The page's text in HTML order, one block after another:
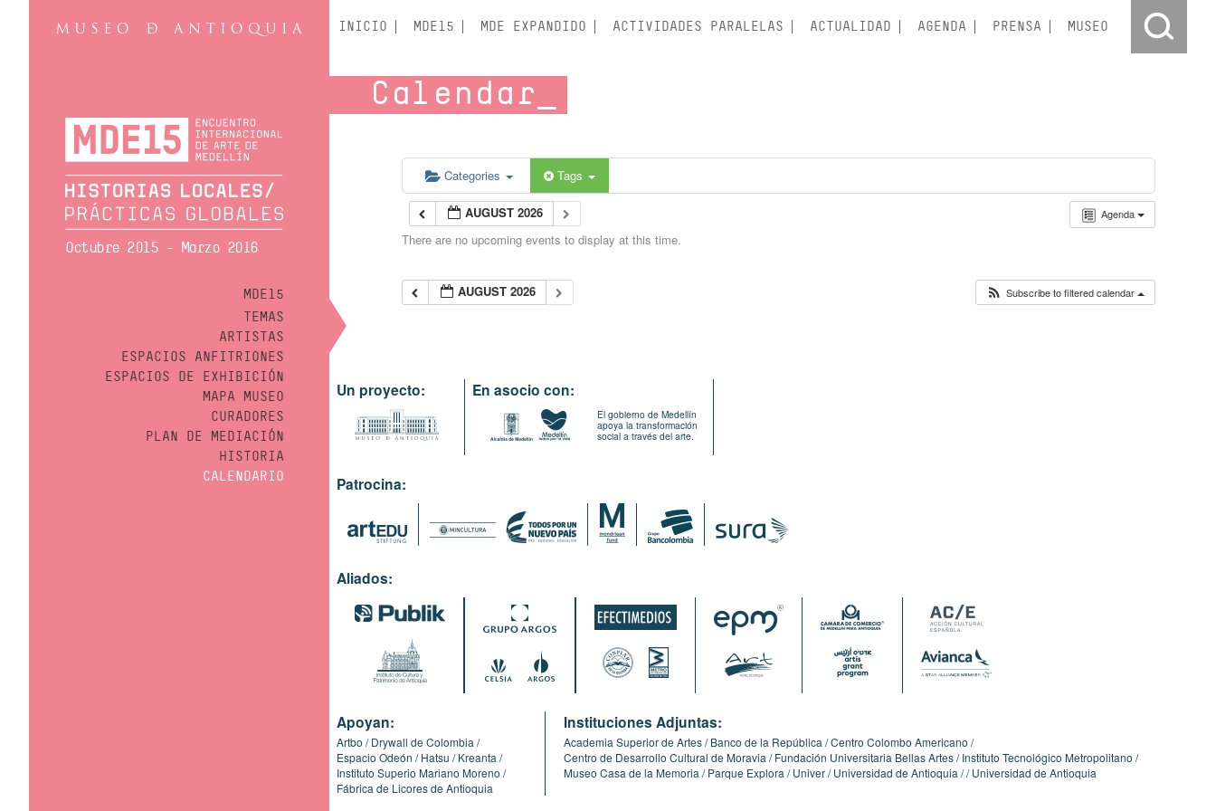
Octubre 2015 - Marzo 2016
MDE15
TEMAS
ARTISTAS
ESPACIOS ANFITRIONES
ESPACIOS DE EXHIBICIÓN
MAPA MUSEO
CURADORES
PLAN DE MEDIACIÓN
HISTORIA
CALENDARIO
INICIO MDE15 MDE EXPANDIDO ACTIVIDADES PARALELAS ACTUALIDAD AGENDA PRENSA MUSEO
Calendar
Categories Tags
Agenda
AUGUST 2026
There are no upcoming events to display at this time.
AUGUST 2026 Subscribe to filtered calendar
Un proyecto: En asocio con:
El gobierno de Medellín
apoya la transformación
social a través del arte.
Patrocina:
Aliados:
Apoyan:
Artbo
Drywall de Colombia
Espacio Odeón
Hatsu
Kreanta
Instituto Superio Mariano Moreno
Fábrica de Licores de Antioquia
Instituciones Adjuntas:
Academia Superior de Artes Banco de la República Centro Colombo Americano
Centro de Desarrollo Cultural de Moravia
Fundación Universitaria Bellas Artes Instituto Tecnológico Metropolitano
Museo Casa de la Memoria
Parque Explora Univer Universidad de Antioquia Universidad de Antioquia